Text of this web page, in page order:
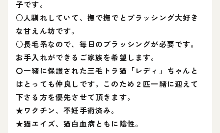
子です。
○人馴れしていて、撫で撫でとブラッシング大好き
な甘えん坊です。
○長毛系なので、毎日のブラッシングが必要です。
お手入れができるご家族を希望します。
〇一緒に保護された三毛トラ猫「レディ」ちゃんと
はとっても仲良しです。このため２匹一緒に迎えて
下さる方を優先させて頂きます。
★ワクチン、不妊手術済み。
★猫エイズ、猫白血病ともに陰性。